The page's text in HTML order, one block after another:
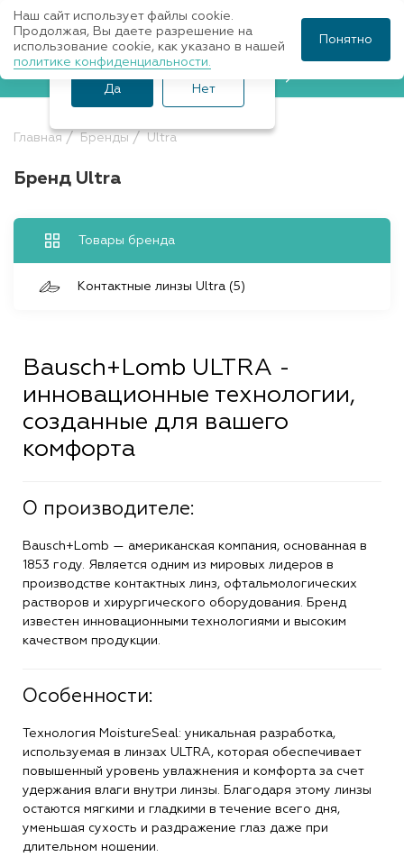
Записаться к врачу
Главная Бренды Ultra
Бренд Ultra
Товары бренда
Контактные линзы Ultra (5)
Bausch+Lomb ULTRA -
инновационные технологии,
созданные для вашего
комфорта
О производителе:
Bausch+Lomb — американская компания, основанная в
1853 году. Является одним из мировых лидеров в
производстве контактных линз, офтальмологических
растворов и хирургического оборудования. Бренд
известен инновационными технологиями и высоким
качеством продукции.
Особенности:
Технология MoistureSeal: уникальная разработка,
используемая в линзах ULTRA, которая обеспечивает
повышенный уровень увлажнения и комфорта за счет
удержания влаги внутри линзы. Благодаря этому линзы
остаются мягкими и гладкими в течение всего дня,
уменьшая сухость и раздражение глаз даже при
длительном ношении.
Ваш город Санкт-
Петербург?
Да Нет
Наш сайт использует файлы cookie.
Продолжая, Вы даете разрешение на
использование cookie, как указано в нашей
политике конфиденциальности.
Понятно